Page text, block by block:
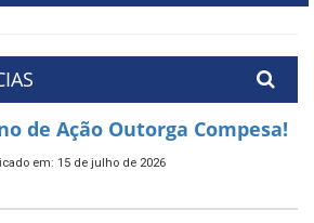
de Ação Outorga Compesa!
em: 15 de julho de 2026